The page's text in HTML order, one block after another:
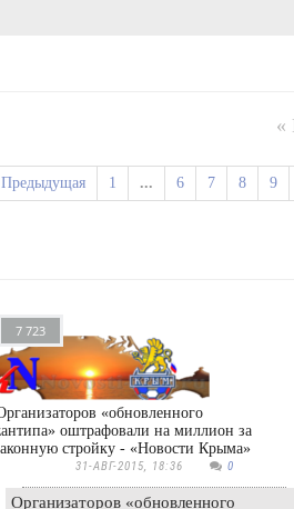
«
Предыдущая 1 ... 6 7 8 9
7 723
31-АВГ-2015, 18:36 0
Организаторов «обновленного